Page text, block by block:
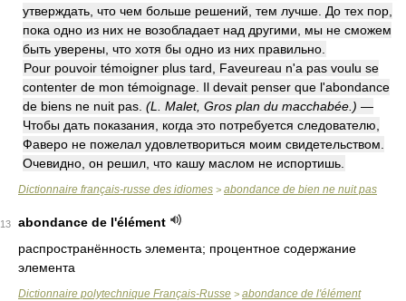
утверждать, что чем больше решений, тем лучше. До тех пор,
пока одно из них не возобладает над другими, мы не сможем
быть уверены, что хотя бы одно из них правильно.
Pour pouvoir témoigner plus tard, Faveureau n'a pas voulu se
contenter de mon témoignage. Il devait penser que l'abondance
de biens ne nuit pas. (L. Malet, Gros plan du macchabée.) —
Чтобы дать показания, когда это потребуется следователю,
Фаверо не пожелал удовлетвориться моим свидетельством.
Очевидно, он решил, что кашу маслом не испортишь.
Dictionnaire français-russe des idiomes > abondance de bien ne nuit pas
13
abondance de l'élément
распространённость элемента; процентное содержание
элемента
Dictionnaire polytechnique Français-Russe > abondance de l'élément